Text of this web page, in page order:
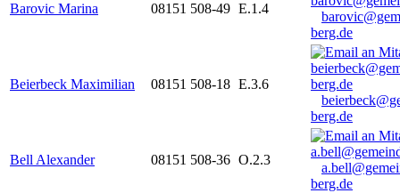
Barovic Marina 08151 508-49 E.1.4
berg.de
Beierbeck Maximilian 08151 508-18 E.3.6
berg.de
Bell Alexander 08151 508-36 O.2.3
berg.de